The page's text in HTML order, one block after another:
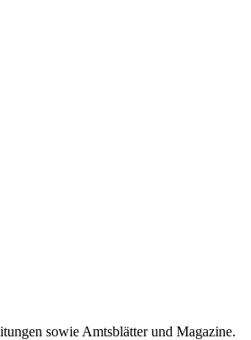
sowie Amtsblätter und Magazine.